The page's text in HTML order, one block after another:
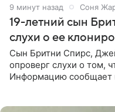
9 минут назад Соня
19-летний сын
слухи о ее
Сын Бритни Спирс,
опроверг слухи о том,
Информацию сообщает